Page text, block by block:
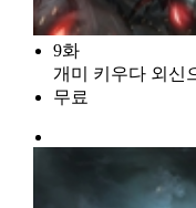
9화
개미 키우다 외신
무료